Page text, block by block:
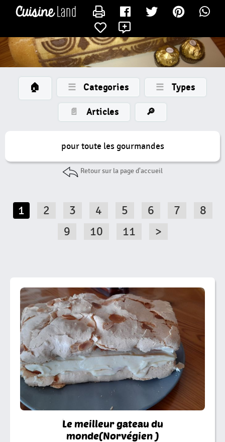
🏠 ☰ Categories ☰ Types
📄 Articles 🔎
CATÉGORIES
×
Toutes
Les
Recettes
Gateaux
Catégorie
Tartelette
×
pour toute les gourmandes
Retour sur la page d'accueil
1 2 3 4 5 6 7
8
9
10 11 >
Le meilleur gateau du
monde(Norvégien )
CONTACTER LAMERECOTCOT